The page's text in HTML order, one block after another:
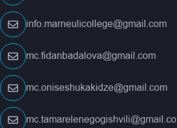
info.marneulicollege@gmail.com
mc.fidanbadalova@gmail.com
mc.oniseshukakidze@gmail.com